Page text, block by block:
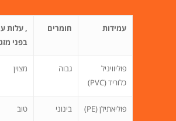
עמידות חומרים
, עלות
בפני
פוליוויניל
כלוריד (PVC)
גבוה מצוין
פוליאתילן (PE) בינוני טוב